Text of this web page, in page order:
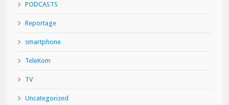
PODCASTS
Reportage
smartphone
TeleKom
TV
Uncategorized